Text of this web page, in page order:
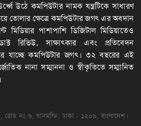
উঠে কমপিউটার নামক যন্ত্রটিকে সাধারণ
তোলার ক্ষেত্রে কমপিউটার জগৎ এর অবদান
মিডিয়ার পাশাপাশি ডিজিটাল মিডিয়াতেও
রিভিউ, সাক্ষাৎকার এবং প্রতিবেদন
যাচ্ছে কমপিউটার জগৎ। ৩২ বছরের এই
নানা সম্মাননা ও স্বীকৃতিতে সম্মানিত
রোড নং ৬, ধানমন্ডি, ঢাকা - ১২০৯, বাংলাদেশ।